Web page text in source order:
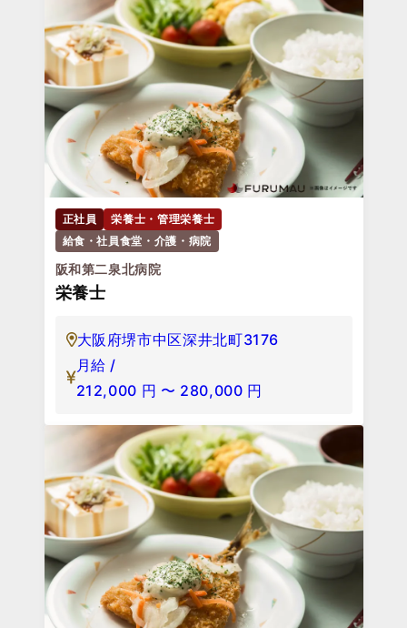
正社員
栄養士・管理栄養士
給食・社員食堂・介護・病院
阪和第二泉北病院
栄養士
大阪府堺市中区深井北町3176
月給 /
212,000 円 〜 280,000 円